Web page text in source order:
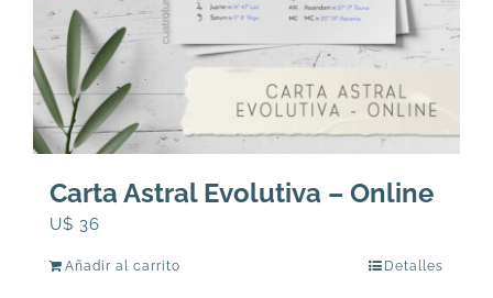
Carta Astral Evolutiva – Online
U$ 36
Añadir al carrito Detalles